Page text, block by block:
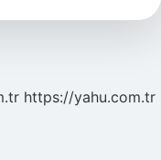
https://yahu.com.tr